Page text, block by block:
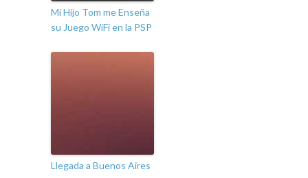
Mi Hijo Tom me Enseña
su Juego WiFi en la PSP
Llegada a Buenos Aires